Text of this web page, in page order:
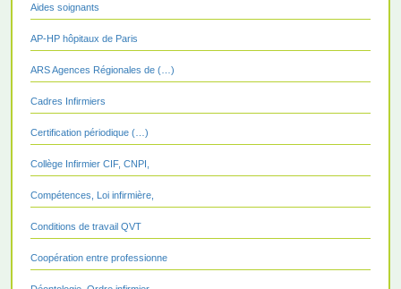
Aides soignants
AP-HP hôpitaux de Paris
ARS Agences Régionales de (…)
Cadres Infirmiers
Certification périodique (…)
Collège Infirmier CIF, CNPI,
Compétences, Loi infirmière,
Conditions de travail QVT
Coopération entre professionne